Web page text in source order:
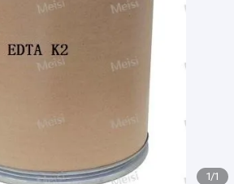
1/1